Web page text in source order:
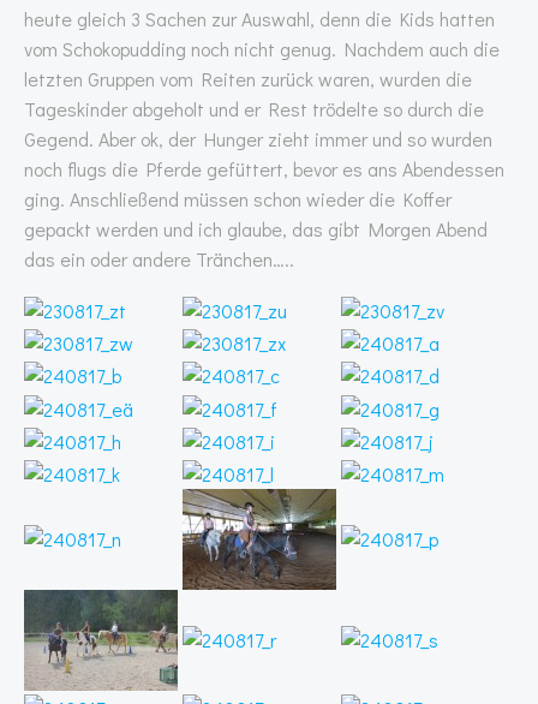
heute gleich 3 Sachen zur Auswahl, denn die Kids hatten
vom Schokopudding noch nicht genug. Nachdem auch die
letzten Gruppen vom Reiten zurück waren, wurden die
Tageskinder abgeholt und er Rest trödelte so durch die
Gegend. Aber ok, der Hunger zieht immer und so wurden
noch flugs die Pferde gefüttert, bevor es ans Abendessen
ging. Anschließend müssen schon wieder die Koffer
gepackt werden und ich glaube, das gibt Morgen Abend
das ein oder andere Tränchen…..